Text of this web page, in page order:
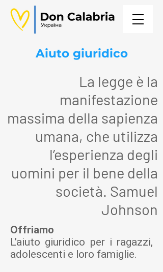
Aiuto giuridico
La legge è la
manifestazione
massima della sapienza
umana, che utilizza
l’esperienza degli
uomini per il bene della
società. Samuel
Johnson
Offriamo
L’aiuto giuridico per i ragazzi,
adolescenti e loro famiglie.